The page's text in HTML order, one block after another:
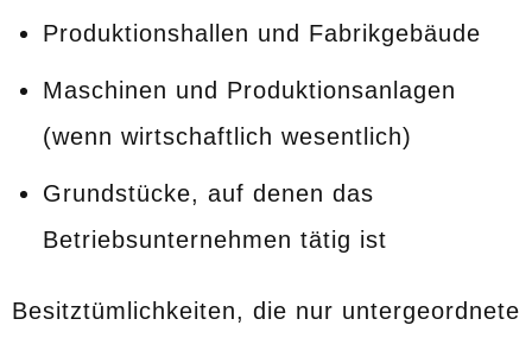
Produktionshallen und Fabrikgebäude
Maschinen und Produktionsanlagen
(wenn wirtschaftlich wesentlich)
Grundstücke, auf denen das
Betriebsunternehmen tätig ist
Besitztümlichkeiten, die nur untergeordnete